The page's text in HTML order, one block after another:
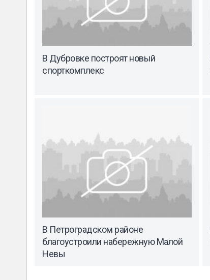
В Дубровке построят новый
спорткомплекс
В Петроградском районе
благоустроили набережную Малой
Невы